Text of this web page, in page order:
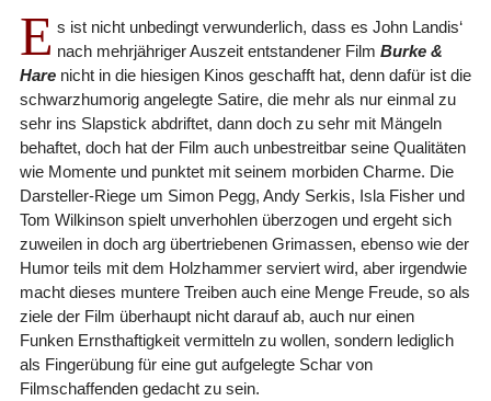
E s ist nicht unbedingt verwunderlich, dass es John Landis‘
nach mehrjähriger Auszeit entstandener Film Burke &
Harenicht in die hiesigen Kinos geschafft hat, denn dafür ist die
schwarzhumorig angelegte Satire, die mehr als nur einmal zu
sehr ins Slapstick abdriftet, dann doch zu sehr mit Mängeln
behaftet, doch hat der Film auch unbestreitbar seine Qualitäten
wie Momente und punktet mit seinem morbiden Charme. Die
Darsteller-Riege um Simon Pegg, Andy Serkis, Isla Fisher und
Tom Wilkinson spielt unverhohlen überzogen und ergeht sich
zuweilen in doch arg übertriebenen Grimassen, ebenso wie der
Humor teils mit dem Holzhammer serviert wird, aber irgendwie
macht dieses muntere Treiben auch eine Menge Freude, so als
ziele der Film überhaupt nicht darauf ab, auch nur einen
Funken Ernsthaftigkeit vermitteln zu wollen, sondern lediglich
als Fingerübung für eine gut aufgelegte Schar von
Filmschaffenden gedacht zu sein.